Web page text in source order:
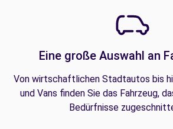
Eine große Auswahl an
Von wirtschaftlichen Stadtautos bis
und Vans finden Sie das Fahrzeug,
Bedürfnisse